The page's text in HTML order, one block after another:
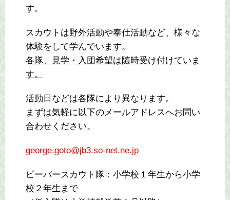
す。
スカウトは野外活動や奉仕活動など、様々な
体験をして学んでいます。
各隊、見学・入団希望は随時受け付けていま
す。
活動日などは各隊により異なります。
まずは気軽に以下のメールアドレスへお問い
合わせください。
george.goto@jb3.so-net.ne.jp
ビーバースカウト隊：小学校１年生から小学
校２年生まで